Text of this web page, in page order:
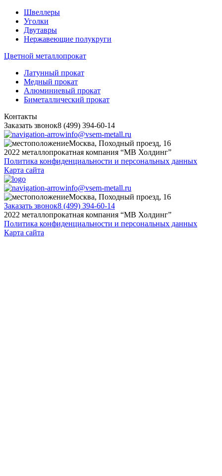
Швеллеры
Уголки
Двутавры
Нержавеющие полукруги
Цветной металлопрокат
Латунный прокат
Медный прокат
Алюминиевый прокат
Биметаллический прокат
Контакты
Заказать звонок8 (499) 394-60-14
info@vsem-metall.ru
Москва, Походный проезд, 16
2022 металлопрокатная компания “MB Холдинг”
Политика конфиденциальности и персональных данных
Карта сайта
info@vsem-metall.ru
Москва, Походный проезд, 16
Заказать звонок8 (499) 394-60-14
2022 металлопрокатная компания “MB Холдинг”
Политика конфиденциальности и персональных данных
Карта сайта